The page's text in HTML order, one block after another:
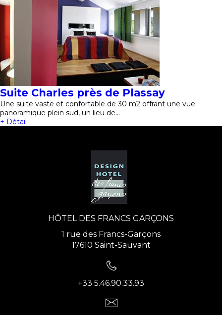
Suite Charles près de Plassay
Une suite vaste et confortable de 30 m2 offrant une vue
panoramique plein sud, un lieu de…
+ Détail
HÔTEL DES FRANCS GARÇONS
1 rue des Francs-Garçons
17610 Saint-Sauvant
+33 5.46.90.33.93